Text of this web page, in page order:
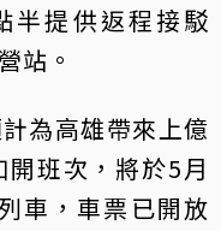
半提供返程接駁
站。
為高雄帶來上億
班次，將於5月
車，車票已開放